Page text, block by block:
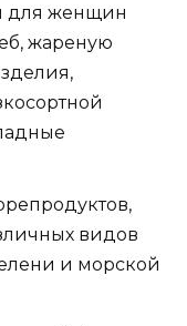
для женщин
жареную
видов
и морской